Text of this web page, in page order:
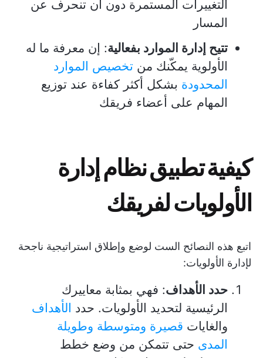
التغييرات المستمرة دون أن تنحرف عن
المسار
تتيح إدارة الموارد بفعالية: إن معرفة ما له
الأولوية يمكّنك من تخصيص الموارد
المحدودة بشكل أكثر كفاءة عند توزيع
المهام على أعضاء فريقك
كيفية تطبيق نظام إدارة
الأولويات لفريقك
اتبع هذه النصائح الست لوضع وإطلاق استراتيجية ناجحة
لإدارة الأولويات:
حدد الأهداف: فهي بمثابة معاييرك
الرئيسية لتحديد الأولويات. حدد الأهداف
والغايات قصيرة ومتوسطة وطويلة
المدى حتى تتمكن من وضع خطط